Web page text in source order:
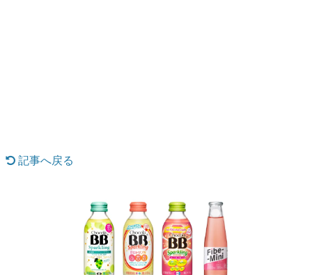
具体的な形から解き明かしていく、硬派で骨太な評論連載
です。
ゲームが変えた日本語
「経験値」「裏技」「ラスボス」… ゲームにまつわる言葉
の起源や用法の変遷を、コンピューター文化史研究家・タ
イニーP氏が徹底調査。
記事へ戻る